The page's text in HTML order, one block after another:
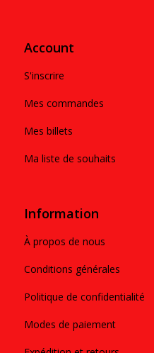
Account
S'inscrire
Mes commandes
Mes billets
Ma liste de souhaits
Information
À propos de nous
Conditions générales
Politique de confidentialité
Modes de paiement